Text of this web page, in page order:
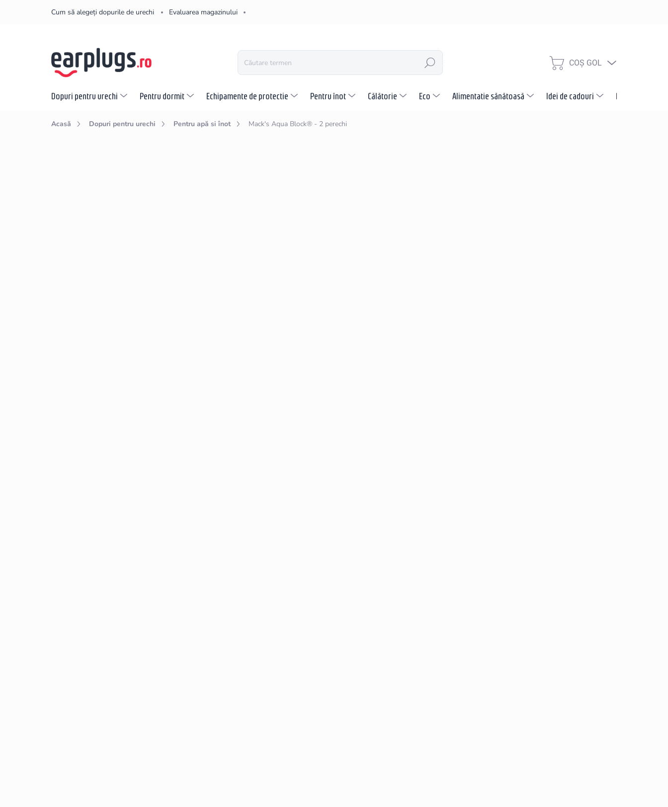
Cum să alegeți dopurile de urechi Evaluarea magazinului
CĂUTARE
COŞ
COŞ GOL
Dopuri pentru urechi Pentru dormit Echipamente de protectie Pentru înot Călătorie Eco Alimentatie sănătoasă Idei de cadouri Promotii
Acasă Dopuri pentru urechi Pentru apă si înot Mack's Aqua Block® - 2 perechi